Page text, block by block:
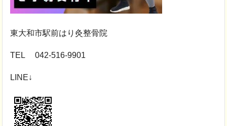
東大和市駅前はり灸整骨院
TEL 042-516-9901
LINE↓